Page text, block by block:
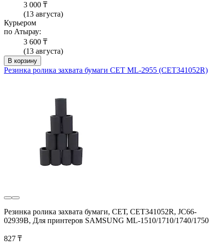
3 000 ₸
(13 августа)
Курьером
по Атырау:
3 600 ₸
(13 августа)
В корзину
Резинка ролика захвата бумаги СЕТ ML-2955 (CET341052R)
Резинка ролика захвата бумаги, СЕТ, CET341052R, JC66-
02939B, Для принтеров SAMSUNG ML-1510/1710/1740/1750
827 ₸